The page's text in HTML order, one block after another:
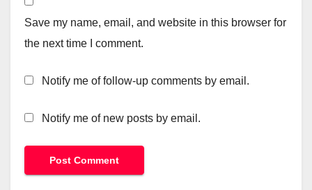
Save my name, email, and website in this browser for
the next time I comment.
Notify me of follow-up comments by email.
Notify me of new posts by email.